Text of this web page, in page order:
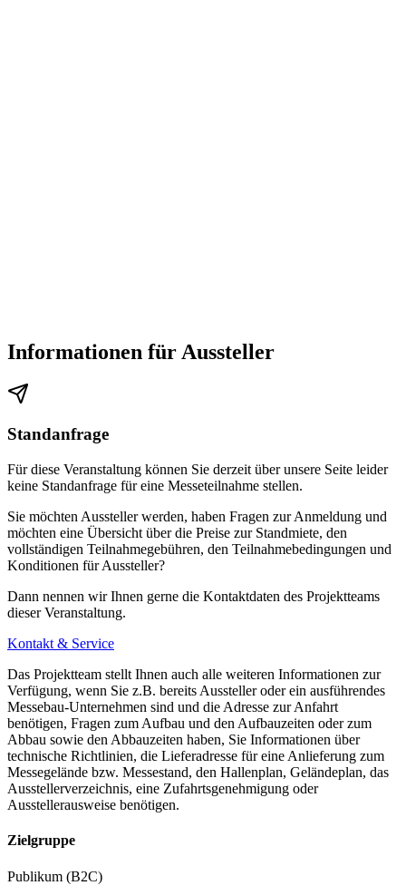
Informationen für Aussteller
Standanfrage
Für diese Veranstaltung können Sie derzeit über unsere Seite leider
keine Standanfrage für eine Messeteilnahme stellen.
Sie möchten Aussteller werden, haben Fragen zur Anmeldung und
möchten eine Übersicht über die Preise zur Standmiete, den
vollständigen Teilnahmegebühren, den Teilnahmebedingungen und
Konditionen für Aussteller?
Dann nennen wir Ihnen gerne die Kontaktdaten des Projektteams
dieser Veranstaltung.
Kontakt & Service
Das Projektteam stellt Ihnen auch alle weiteren Informationen zur
Verfügung, wenn Sie z.B. bereits Aussteller oder ein ausführendes
Messebau-Unternehmen sind und die Adresse zur Anfahrt
benötigen, Fragen zum Aufbau und den Aufbauzeiten oder zum
Abbau sowie den Abbauzeiten haben, Sie Informationen über
technische Richtlinien, die Lieferadresse für eine Anlieferung zum
Messegelände bzw. Messestand, den Hallenplan, Geländeplan, das
Ausstellerverzeichnis, eine Zufahrtsgenehmigung oder
Ausstellerausweise benötigen.
Zielgruppe
Publikum (B2C)